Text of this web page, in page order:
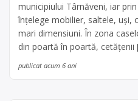
municipiului Târnăveni, iar
înțelege mobilier, saltele, uși,
mari dimensiuni. În zona
din poartă în poartă, cetățenii
publicat acum 6 ani